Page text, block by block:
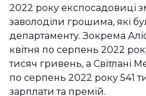
2022 року експосадовиці
заволоділи грошима, які
департаменту. Зокрема
квітня по серпень 2022
тисяч гривень, а Світлані
по серпень 2022 року 541
зарплати та премій.